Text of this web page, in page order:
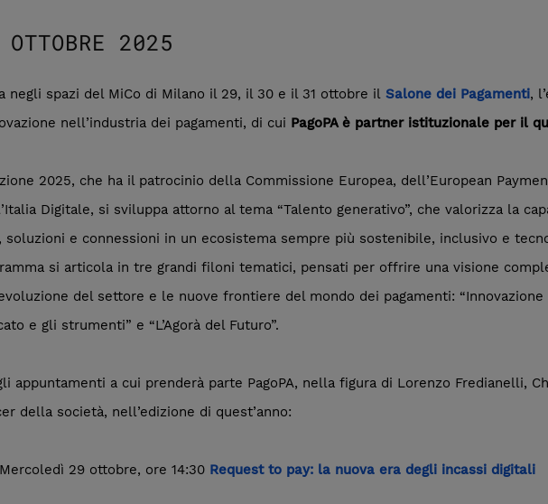
2025
negli spazi del MiCo di Milano il 29, il 30 e il 31 ottobre il Salone dei Pagamenti,
nell’industria dei pagamenti, di cui PagoPA è partner istituzionale per il
2025, che ha il patrocinio della Commissione Europea, dell’European
Digitale, si sviluppa attorno al tema “Talento generativo”, che valorizza la
soluzioni e connessioni in un ecosistema sempre più sostenibile, inclusivo e
si articola in tre grandi filoni tematici, pensati per offrire una visione
del settore e le nuove frontiere del mondo dei pagamenti:
e gli strumenti” e “L’Agorà del Futuro”.
appuntamenti a cui prenderà parte PagoPA, nella figura di Lorenzo Fredianelli,
della società, nell’edizione di quest’anno:
Mercoledì 29 ottobre, ore 14:30 Request to pay: la nuova era degli incassi digitali